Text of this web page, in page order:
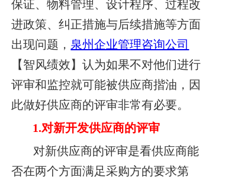
保证、物料管理、设计程序、过程改
进政策、纠正措施与后续措施等方面
出现问题， 泉州企业管理咨询公司
【智风绩效】认为如果不对他们进行
评审和监控就可能被供应商揩油，因
此做好供应商的评审非常有必要。
1.对新开发供应商的评审
对新供应商的评审是看供应商能
否在两个方面满足采购方的要求第